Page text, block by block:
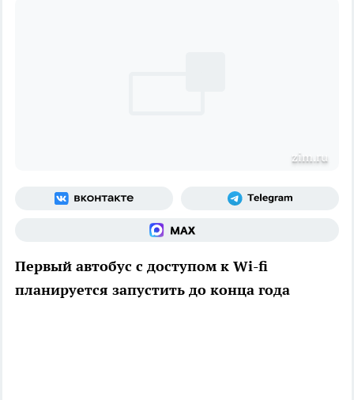
zim.ru
Первый автобус с доступом к Wi-fi
планируется запустить до конца года